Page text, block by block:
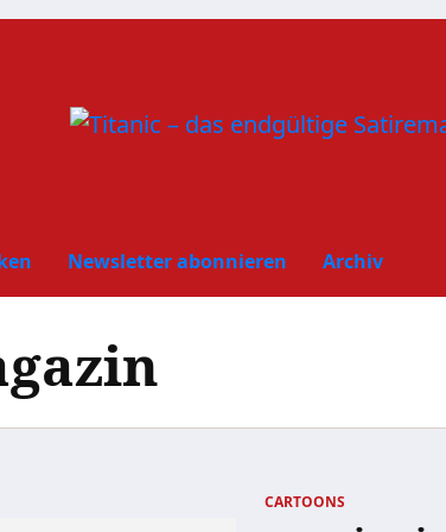
Newsletter abonnieren Archiv
CARTOONS